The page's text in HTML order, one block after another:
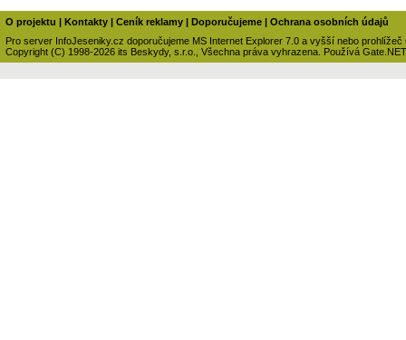
O projektu | Kontakty | Ceník reklamy | Doporučujeme | Ochrana osobních údajů
Pro server InfoJeseniky.cz doporučujeme MS Internet Explorer 7.0 a vyšší nebo prohlížeč
Copyright (C) 1998-2026 its Beskydy, s.r.o., Všechna práva vyhrazena. Používá